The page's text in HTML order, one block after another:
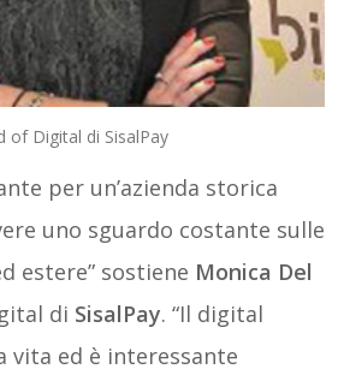
of Digital di SisalPay
per un’azienda storica
uno sguardo costante sulle
estere” sostiene Monica Del
di SisalPay. “Il digital
vita ed è interessante